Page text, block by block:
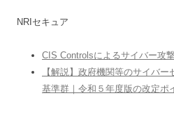
NRIセキュア
CIS Controlsによるサイバー攻
【解説】政府機関等のサイバ
基準群｜令和５年度版の改定ポ